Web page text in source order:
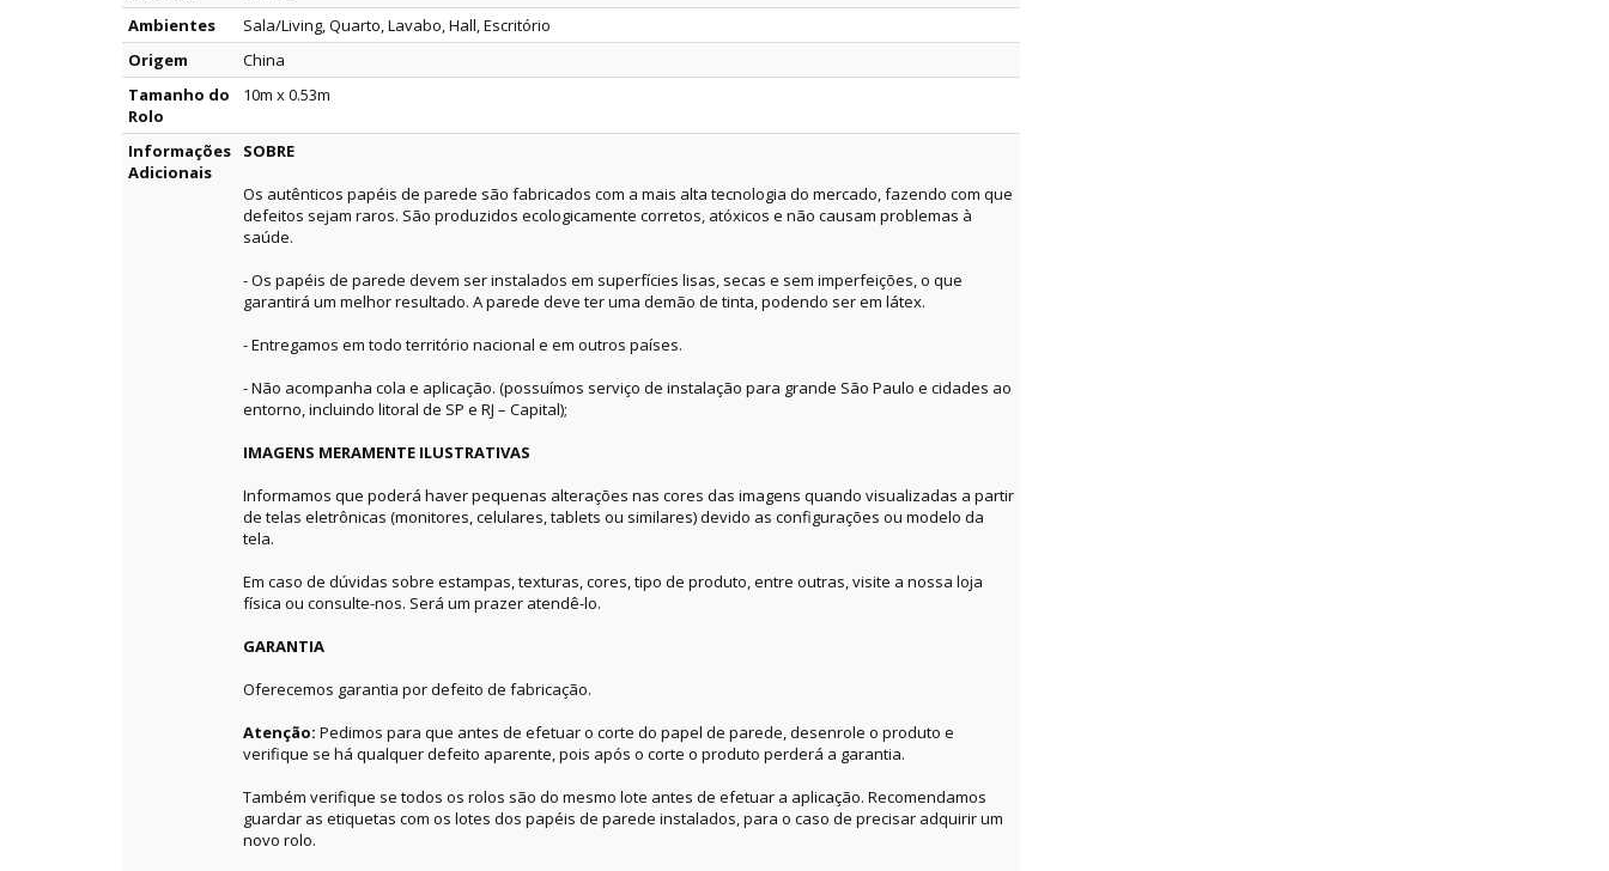
Ambientes
Sala/Living, Quarto, Lavabo, Hall, Escritório
Origem
China
Tamanho do
Rolo
10m x 0.53m
Informações
Adicionais
SOBRE
Os autênticos papéis de parede são fabricados com a mais alta tecnologia do mercado, fazendo com que
defeitos sejam raros. São produzidos ecologicamente corretos, atóxicos e não causam problemas à
saúde.
- Os papéis de parede devem ser instalados em superfícies lisas, secas e sem imperfeições, o que
garantirá um melhor resultado. A parede deve ter uma demão de tinta, podendo ser em látex.
- Entregamos em todo território nacional e em outros países.
- Não acompanha cola e aplicação. (possuímos serviço de instalação para grande São Paulo e cidades ao
entorno, incluindo litoral de SP e RJ – Capital);
IMAGENS MERAMENTE ILUSTRATIVAS
Informamos que poderá haver pequenas alterações nas cores das imagens quando visualizadas a partir
de telas eletrônicas (monitores, celulares, tablets ou similares) devido as configurações ou modelo da
tela.
Em caso de dúvidas sobre estampas, texturas, cores, tipo de produto, entre outras, visite a nossa loja
física ou consulte-nos. Será um prazer atendê-lo.
GARANTIA
Oferecemos garantia por defeito de fabricação.
Atenção: Pedimos para que antes de efetuar o corte do papel de parede, desenrole o produto e
verifique se há qualquer defeito aparente, pois após o corte o produto perderá a garantia.
Também verifique se todos os rolos são do mesmo lote antes de efetuar a aplicação. Recomendamos
guardar as etiquetas com os lotes dos papéis de parede instalados, para o caso de precisar adquirir um
novo rolo.